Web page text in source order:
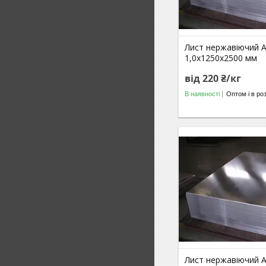
Лист нержавіючий
1,0х1250х2500 мм
від 220 ₴/кг
В наявності Оптом і в
Лист нержавіючий